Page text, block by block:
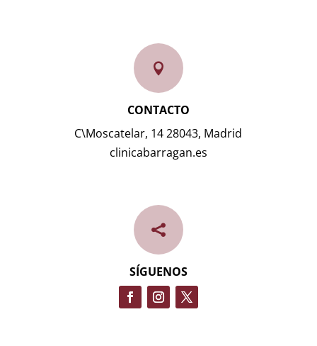

CONTACTO
C\Moscatelar, 14 28043, Madrid
clinicabarragan.es

SÍGUENOS